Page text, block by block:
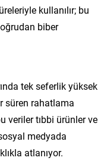
kullanılır; bu
biber
tek seferlik yüksek
süren rahatlama
veriler tıbbi ürünler ve
medyada
atlanıyor.